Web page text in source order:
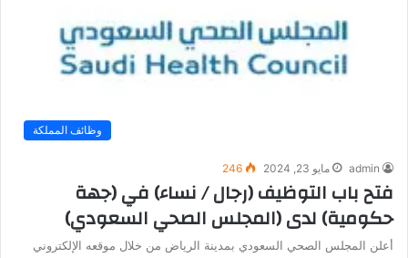
وظائف المملكة
admin مايو 23, 2024 246
فتح باب التوظيف (رجال / نساء) في (جهة
حكومية) لدى (المجلس الصحي السعودي)
أعلن المجلس الصحي السعودي بمدينة الرياض من خلال موقعه الإلكتروني